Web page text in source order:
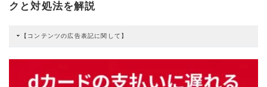
クと対処法を解説
【コンテンツの広告表記に関して】
だし、特定の商品を根拠なくPRするものではなく、当編集部の調査／ユーザー
への口コミ収集などに基づき、公平性を担保した情報提供を行っています。